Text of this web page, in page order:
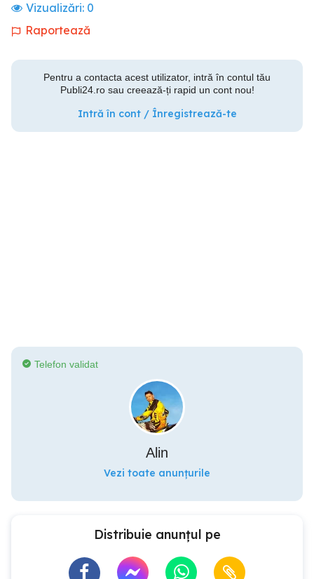
Vizualizări: 0
Raportează
Pentru a contacta acest utilizator, intră în contul tău
Publi24.ro sau creează-ți rapid un cont nou!
Intră în cont / Înregistrează-te
Telefon validat
Alin
Vezi toate anunțurile
Distribuie anunțul pe